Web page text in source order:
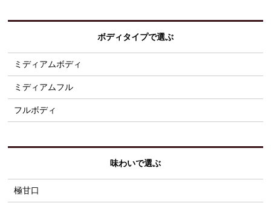
ボディタイプで選ぶ
ミディアムボディ
ミディアムフル
フルボディ
味わいで選ぶ
極甘口